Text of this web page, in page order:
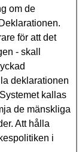
om de
för att det
- skall
deklarationen
kallas
de mänskliga
Att hålla
i